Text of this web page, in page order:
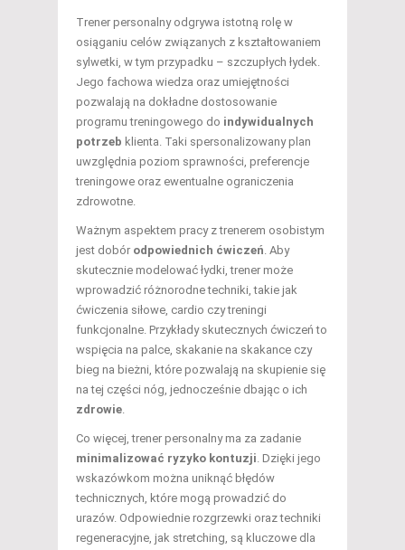
Trener personalny odgrywa istotną rolę w
osiąganiu celów związanych z kształtowaniem
sylwetki, w tym przypadku – szczupłych łydek.
Jego fachowa wiedza oraz umiejętności
pozwalają na dokładne dostosowanie
programu treningowego do indywidualnych
potrzeb klienta. Taki spersonalizowany plan
uwzględnia poziom sprawności, preferencje
treningowe oraz ewentualne ograniczenia
zdrowotne.
Ważnym aspektem pracy z trenerem osobistym
jest dobór odpowiednich ćwiczeń. Aby
skutecznie modelować łydki, trener może
wprowadzić różnorodne techniki, takie jak
ćwiczenia siłowe, cardio czy treningi
funkcjonalne. Przykłady skutecznych ćwiczeń to
wspięcia na palce, skakanie na skakance czy
bieg na bieżni, które pozwalają na skupienie się
na tej części nóg, jednocześnie dbając o ich
zdrowie.
Co więcej, trener personalny ma za zadanie
minimalizować ryzyko kontuzji. Dzięki jego
wskazówkom można uniknąć błędów
technicznych, które mogą prowadzić do
urazów. Odpowiednie rozgrzewki oraz techniki
regeneracyjne, jak stretching, są kluczowe dla